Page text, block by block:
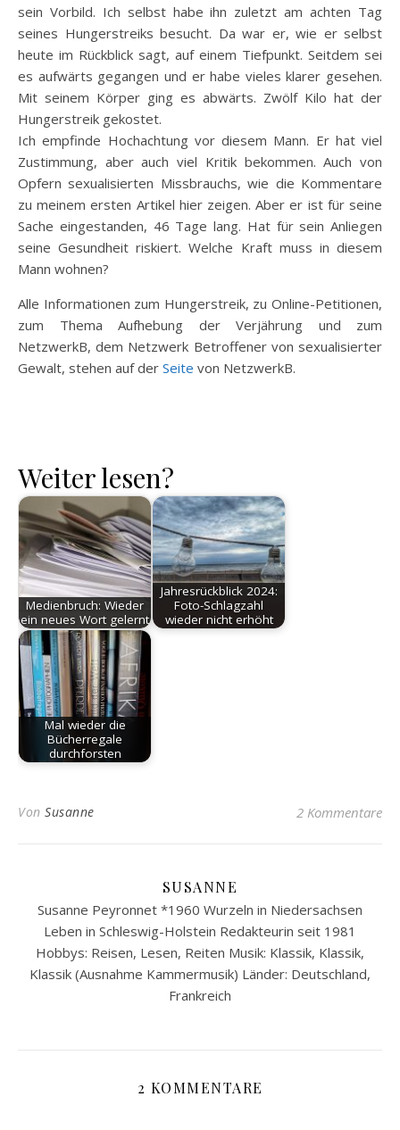
sein Vorbild. Ich selbst habe ihn zuletzt am achten Tag
seines Hungerstreiks besucht. Da war er, wie er selbst
heute im Rückblick sagt, auf einem Tiefpunkt. Seitdem sei
es aufwärts gegangen und er habe vieles klarer gesehen.
Mit seinem Körper ging es abwärts. Zwölf Kilo hat der
Hungerstreik gekostet.
Ich empfinde Hochachtung vor diesem Mann. Er hat viel
Zustimmung, aber auch viel Kritik bekommen. Auch von
Opfern sexualisierten Missbrauchs, wie die Kommentare
zu meinem ersten Artikel hier zeigen. Aber er ist für seine
Sache eingestanden, 46 Tage lang. Hat für sein Anliegen
seine Gesundheit riskiert. Welche Kraft muss in diesem
Mann wohnen?
Alle Informationen zum Hungerstreik, zu Online-Petitionen,
zum Thema Aufhebung der Verjährung und zum
NetzwerkB, dem Netzwerk Betroffener von sexualisierter
Gewalt, stehen auf der Seite von NetzwerkB.
Weiter lesen?
Medienbruch: Wieder
ein neues Wort gelernt
Jahresrückblick 2024:
Foto-Schlagzahl
wieder nicht erhöht
Mal wieder die
Bücherregale
durchforsten
Von Susanne 2 Kommentare
SUSANNE
Susanne Peyronnet *1960 Wurzeln in Niedersachsen
Leben in Schleswig-Holstein Redakteurin seit 1981
Hobbys: Reisen, Lesen, Reiten Musik: Klassik, Klassik,
Klassik (Ausnahme Kammermusik) Länder: Deutschland,
Frankreich
2 KOMMENTARE